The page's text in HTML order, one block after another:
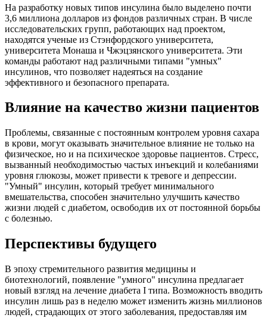
На разработку новых типов инсулина было выделено почти
3,6 миллиона долларов из фондов различных стран. В числе
исследовательских групп, работающих над проектом,
находятся ученые из Стэнфордского университета,
университета Монаша и Чжэцзянского университета. Эти
команды работают над различными типами "умных"
инсулинов, что позволяет надеяться на создание
эффективного и безопасного препарата.
Влияние на качество жизни пациентов
Проблемы, связанные с постоянным контролем уровня сахара
в крови, могут оказывать значительное влияние не только на
физическое, но и на психическое здоровье пациентов. Стресс,
вызванный необходимостью частых инъекций и колебаниями
уровня глюкозы, может привести к тревоге и депрессии.
"Умный" инсулин, который требует минимального
вмешательства, способен значительно улучшить качество
жизни людей с диабетом, освободив их от постоянной борьбы
с болезнью.
Перспективы будущего
В эпоху стремительного развития медицины и
биотехнологий, появление "умного" инсулина предлагает
новый взгляд на лечение диабета I типа. Возможность вводить
инсулин лишь раз в неделю может изменить жизнь миллионов
людей, страдающих от этого заболевания, предоставляя им